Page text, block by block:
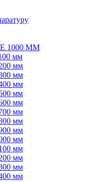
1000 ММ
мм
мм
мм
мм
мм
мм
мм
мм
мм
мм
мм
мм
мм
мм